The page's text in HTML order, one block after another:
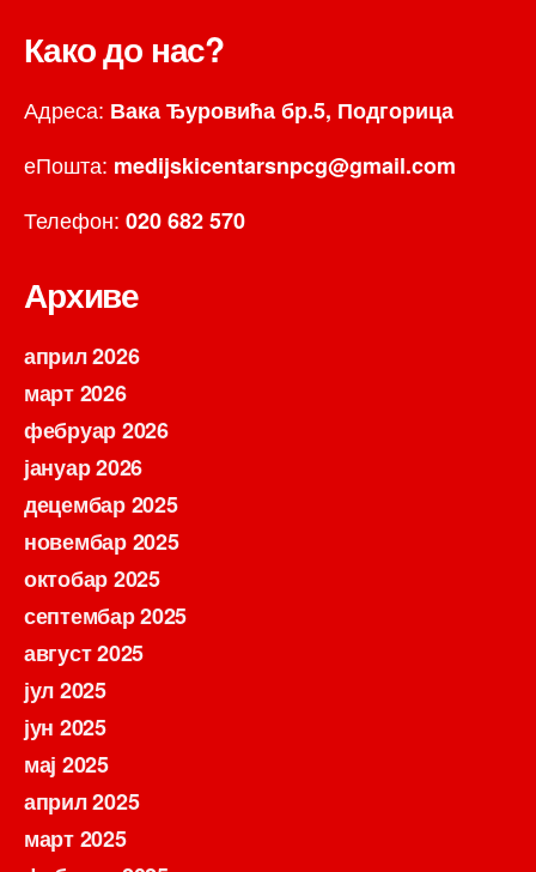
Како до нас?
Адреса: Вака Ђуровића бр.5, Подгорица
еПошта: medijskicentarsnpcg@gmail.com
Телефон: 020 682 570
Архиве
април 2026
март 2026
фебруар 2026
јануар 2026
децембар 2025
новембар 2025
октобар 2025
септембар 2025
август 2025
јул 2025
јун 2025
мај 2025
април 2025
март 2025